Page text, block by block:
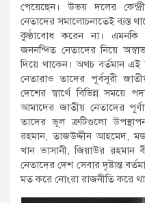
পেয়েছেন। উভয় দলের
নেতাদের সমালোচনাতেই ব্যস্ত
কুণ্ঠাবোধ করেন না। এমনকি
জননন্দিত নেতাদের নিয়ে
দিয়ে থাকেন। অথচ বর্তমান এই
নেতারাও তাদের পূর্বসূরী
দেশের স্বার্থে বিভিন্ন সময়ে
আমাদের জাতীয় নেতাদের
তাদের ভূল ত্রুটিগুলো
রহমান, তাজউদ্দীন আহমেদ,
খান ভাসানী, জিয়াউর রহমান
নেতাদের দেশ সেবার দৃষ্টান্ত
মত করে নোংরা রাজনীতি করে